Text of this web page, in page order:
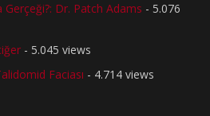
Dr. Patch Adams - 5.076
- 5.045 views
Faciası - 4.714 views